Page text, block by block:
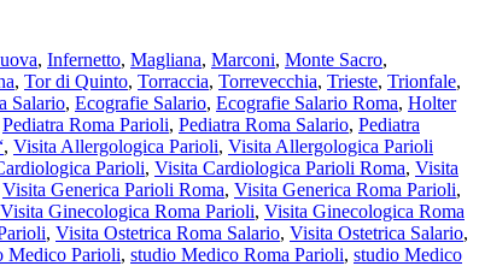
, Infernetto, Magliana, Marconi, Monte Sacro,
, Tor di Quinto, Torraccia, Torrevecchia, Trieste, Trionfale,
Salario, Ecografie Salario, Ecografie Salario Roma, Holter
Pediatra Roma Parioli, Pediatra Roma Salario, Pediatra
, Visita Allergologica Parioli, Visita Allergologica Parioli
Parioli, Visita Cardiologica Parioli Roma, Visita
Visita Generica Parioli Roma, Visita Generica Roma Parioli,
Visita Ginecologica Roma Parioli, Visita Ginecologica Roma
, Visita Ostetrica Roma Salario, Visita Ostetrica Salario,
Medico Parioli, studio Medico Roma Parioli, studio Medico